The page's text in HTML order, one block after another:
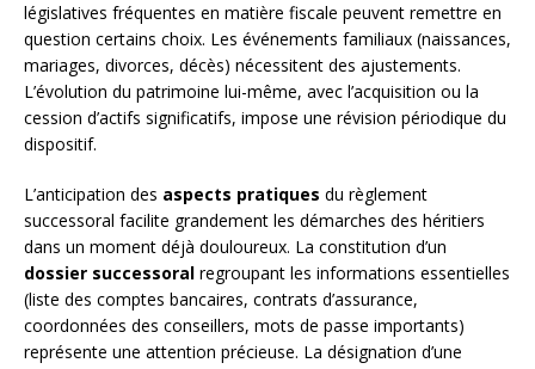
législatives fréquentes en matière fiscale peuvent remettre en
question certains choix. Les événements familiaux (naissances,
mariages, divorces, décès) nécessitent des ajustements.
L’évolution du patrimoine lui-même, avec l’acquisition ou la
cession d’actifs significatifs, impose une révision périodique du
dispositif.
L’anticipation des aspects pratiques du règlement
successoral facilite grandement les démarches des héritiers
dans un moment déjà douloureux. La constitution d’un
dossier successoral regroupant les informations essentielles
(liste des comptes bancaires, contrats d’assurance,
coordonnées des conseillers, mots de passe importants)
représente une attention précieuse. La désignation d’une